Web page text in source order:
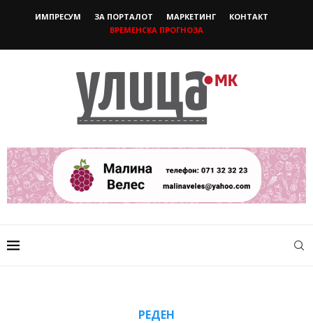
ИМПРЕСУМ ЗА ПОРТАЛОТ МАРКЕТИНГ
КОНТАКТ
ВРЕМЕНСКА ПРОГНОЗА
РЕДЕН